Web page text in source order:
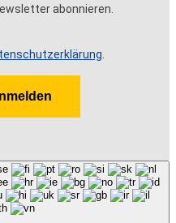
abonnieren.
.